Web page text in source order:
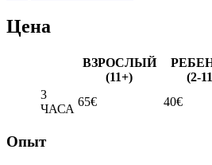
Цена
ВЗРОСЛЫЙ
(11+)
(2-
3
ЧАСА
65€ 40€
Опыт